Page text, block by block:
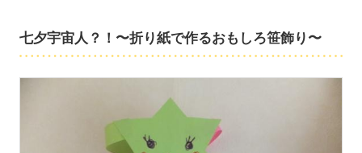
七夕宇宙人？！〜折り紙で作るおもしろ笹飾り〜